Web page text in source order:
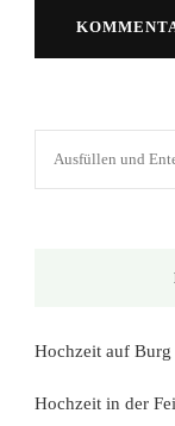
Hochzeit auf
Hochzeit in der